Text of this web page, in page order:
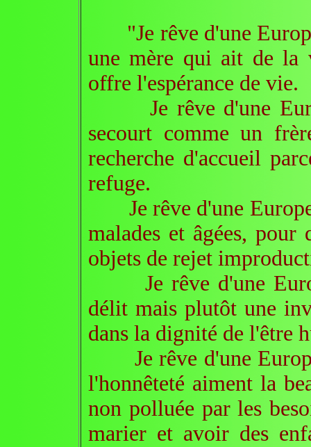
"Je rêve d'une
une mère qui ait de la
offre l'espérance de vie.
Je rêve d'une
secourt comme un
recherche d'accueil
refuge.
Je rêve d'une Europe
malades et âgées, pour
objets de rejet
Je rêve d'une
délit mais plutôt une
dans la dignité de l'être
Je rêve d'une
l'honnêteté aiment la
non polluée par les
marier et avoir des